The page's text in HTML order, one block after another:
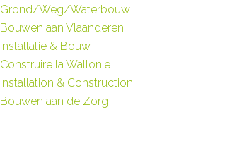
Grond/Weg/Waterbouw
Bouwen aan Vlaanderen
Installatie & Bouw
Construire la Wallonie
Installation & Construction
Bouwen aan de Zorg